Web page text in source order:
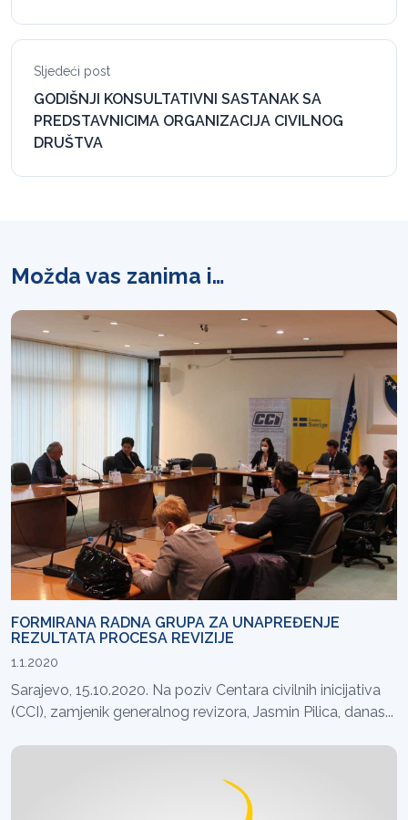
Sljedeći post
GODIŠNJI KONSULTATIVNI SASTANAK SA
PREDSTAVNICIMA ORGANIZACIJA CIVILNOG
DRUŠTVA
Možda vas zanima i…
FORMIRANA RADNA GRUPA ZA UNAPREĐENJE
REZULTATA PROCESA REVIZIJE
1.1.2020
Sarajevo, 15.10.2020. Na poziv Centara civilnih inicijativa
(CCI), zamjenik generalnog revizora, Jasmin Pilica, danas...